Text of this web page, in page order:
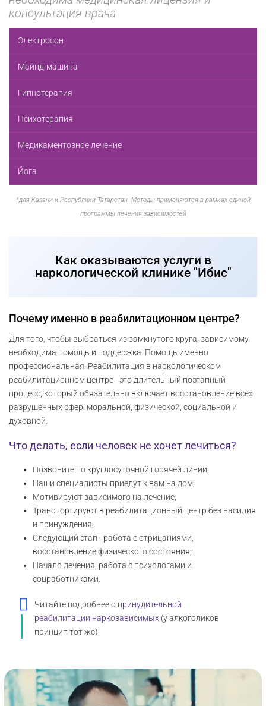
консультация врача
Электросон
Майнд-машина
Гипнотерапия
Психотерапия
Медикаментозное лечение
Йога
*для Казани и Республики Татарстан. Методы применяются в рамках единой
программы лечения зависимостей
Как оказываются услуги в
наркологической клинике "Ибис"
Почему именно в реабилитационном центре?
Для того, чтобы выбраться из замкнутого круга, зависимому
необходима помощь и поддержка. Помощь именно
профессиональная. Реабилитация в наркологическом
реабилитационном центре - это длительный поэтапный
процесс, который обязательно включает восстановление всех
разрушенных сфер: моральной, физической, социальной и
духовной.
Что делать, если человек не хочет лечиться?
Позвоните по круглосуточной горячей линии;
Наши специалисты приедут к вам на дом;
Мотивируют зависимого на лечение;
Транспортируют в реабилитационный центр без насилия
и принуждения;
Следующий этап - работа с отрицаниями,
восстановление физического состояния;
Начало лечения, работа с психологами и
соцработниками.
Читайте подробнее о принудительной
реабилитации наркозависимых (у алкоголиков
принцип тот же).